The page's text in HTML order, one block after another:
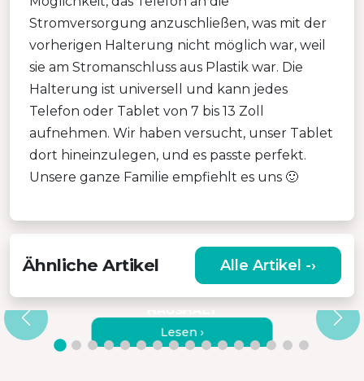
Stromversorgung anzuschließen, was mit der
vorherigen Halterung nicht möglich war, weil
sie am Stromanschluss aus Plastik war. Die
Halterung ist universell und kann jedes
Telefon oder Tablet von 7 bis 13 Zoll
aufnehmen. Wir haben versucht, unser Tablet
dort hineinzulegen, und es passte perfekt.
Unsere ganze Familie empfiehlt es uns 🙂
Ähnliche Artikel Alle Artikel -›
ÄUSSERST TRAGBARER S
TAUBSAUGER FÜR AUTO UND H
AUSHALT
Lesen ›